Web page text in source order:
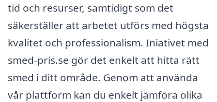
tid och resurser, samtidigt som det
säkerställer att arbetet utförs med högsta
kvalitet och professionalism. Iniativet med
smed-pris.se gör det enkelt att hitta rätt
smed i ditt område. Genom att använda
vår plattform kan du enkelt jämföra olika